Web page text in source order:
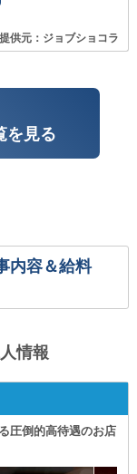
提供元：ジョブショコラ
を見る
内容＆給料
情報
圧倒的高待遇のお店